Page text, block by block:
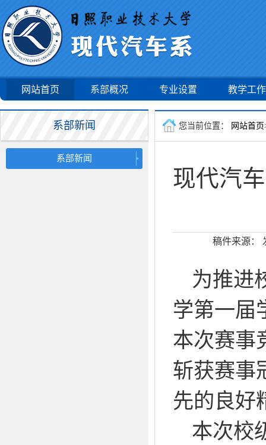
网站首页 系部概况 专业设置 教学工作
系部新闻
系部新闻
您当前位置： 网站首页
现代汽
稿件来源：
为推进
学第一届
本次赛事
斩获赛事
先的良好
本次校